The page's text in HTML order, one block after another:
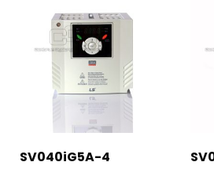
SV040iG5A-4